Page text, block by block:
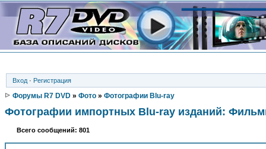
Вход · Регистрация
Форумы R7 DVD » Фото » Фотографии Blu-ray
Фотографии импортных Blu-ray изданий:
Всего сообщений: 801